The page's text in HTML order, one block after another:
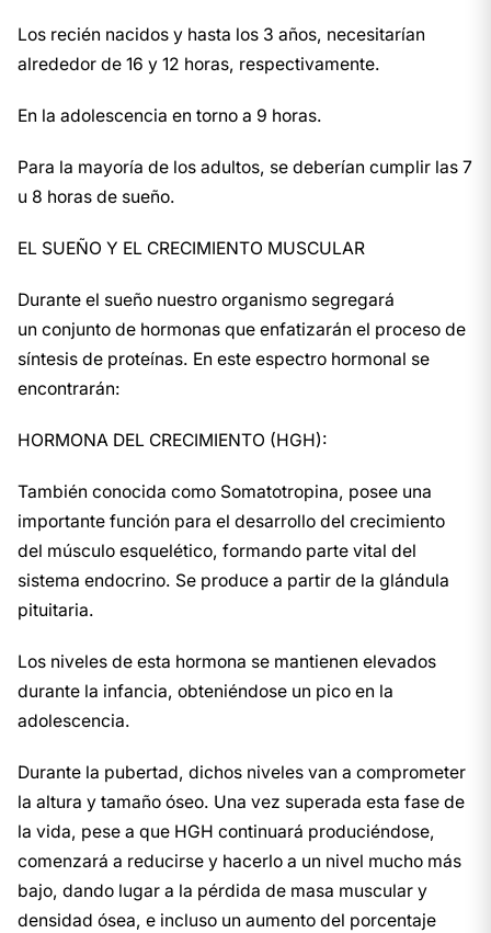
Los recién nacidos y hasta los 3 años, necesitarían
alrededor de 16 y 12 horas, respectivamente.
En la adolescencia en torno a 9 horas.
Para la mayoría de los adultos, se deberían cumplir las 7
u 8 horas de sueño.
EL SUEÑO Y EL CRECIMIENTO MUSCULAR
Durante el sueño nuestro organismo segregará
un conjunto de hormonas que enfatizarán el proceso de
síntesis de proteínas. En este espectro hormonal se
encontrarán:
HORMONA DEL CRECIMIENTO (HGH):
También conocida como Somatotropina, posee una
importante función para el desarrollo del crecimiento
del músculo esquelético, formando parte vital del
sistema endocrino. Se produce a partir de la glándula
pituitaria.
Los niveles de esta hormona se mantienen elevados
durante la infancia, obteniéndose un pico en la
adolescencia.
Durante la pubertad, dichos niveles van a comprometer
la altura y tamaño óseo. Una vez superada esta fase de
la vida, pese a que HGH continuará produciéndose,
comenzará a reducirse y hacerlo a un nivel mucho más
bajo, dando lugar a la pérdida de masa muscular y
densidad ósea, e incluso un aumento del porcentaje